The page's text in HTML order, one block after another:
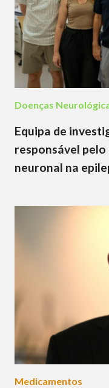
Doenças
Equipa de
responsável
neuronal na
Medicamentos